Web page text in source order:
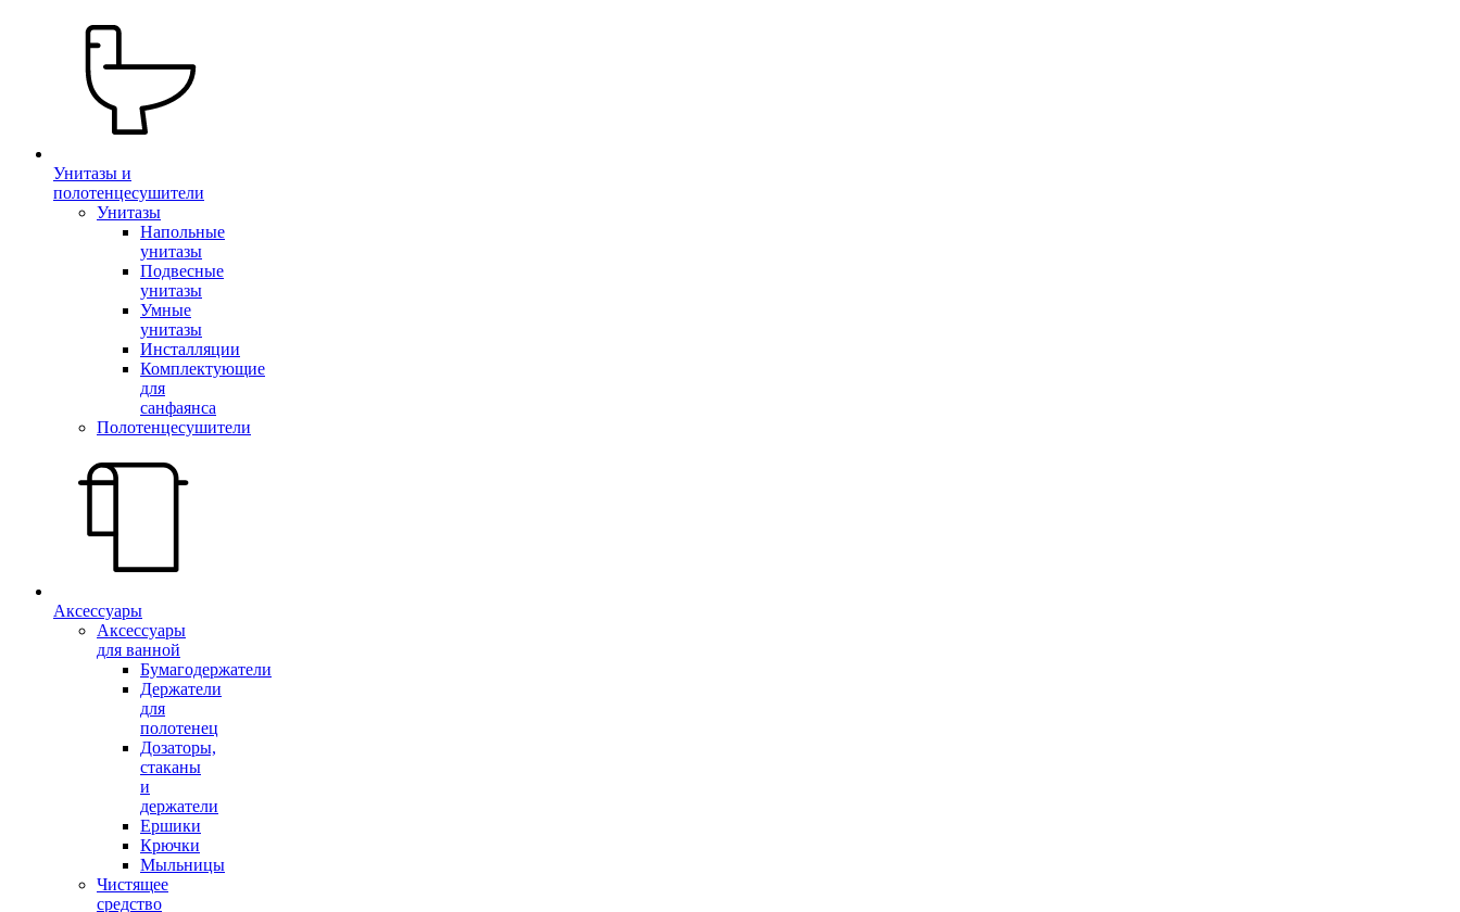
Унитазы и
полотенцесушители
Унитазы
Напольные
унитазы
Подвесные
унитазы
Умные
унитазы
Инсталляции
Комплектующие
для
санфаянса
Полотенцесушители
Аксессуары
Аксессуары
для ванной
Бумагодержатели
Держатели
для
полотенец
Дозаторы,
стаканы
и
держатели
Ершики
Крючки
Мыльницы
Чистящее
средство